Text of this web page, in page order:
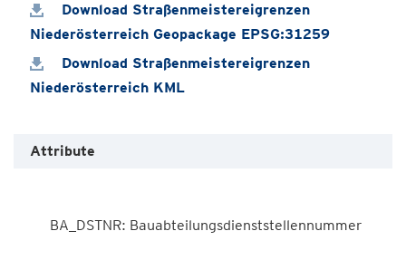
Download Straßenmeistereigrenzen
Niederösterreich Geopackage EPSG:31259
Download Straßenmeistereigrenzen
Niederösterreich KML
Attribute